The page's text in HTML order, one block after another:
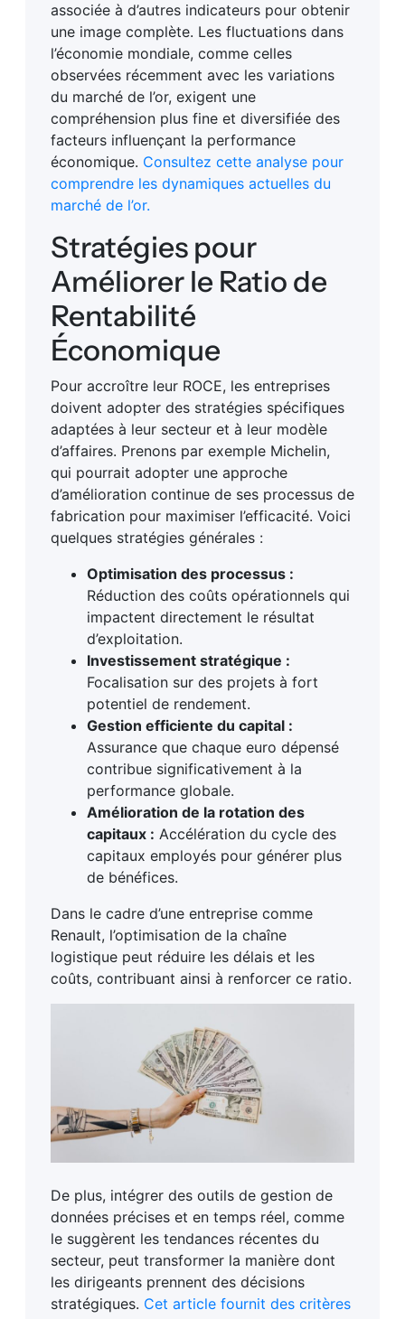
associée à d’autres indicateurs pour obtenir
une image complète. Les fluctuations dans
l’économie mondiale, comme celles
observées récemment avec les variations
du marché de l’or, exigent une
compréhension plus fine et diversifiée des
facteurs influençant la performance
économique. Consultez cette analyse pour
comprendre les dynamiques actuelles du
marché de l’or.
Stratégies pour
Améliorer le Ratio de
Rentabilité
Économique
Pour accroître leur ROCE, les entreprises
doivent adopter des stratégies spécifiques
adaptées à leur secteur et à leur modèle
d’affaires. Prenons par exemple Michelin,
qui pourrait adopter une approche
d’amélioration continue de ses processus de
fabrication pour maximiser l’efficacité. Voici
quelques stratégies générales :
Optimisation des processus :
Réduction des coûts opérationnels qui
impactent directement le résultat
d’exploitation.
Investissement stratégique :
Focalisation sur des projets à fort
potentiel de rendement.
Gestion efficiente du capital :
Assurance que chaque euro dépensé
contribue significativement à la
performance globale.
Amélioration de la rotation des
capitaux : Accélération du cycle des
capitaux employés pour générer plus
de bénéfices.
Dans le cadre d’une entreprise comme
Renault, l’optimisation de la chaîne
logistique peut réduire les délais et les
coûts, contribuant ainsi à renforcer ce ratio.
De plus, intégrer des outils de gestion de
données précises et en temps réel, comme
le suggèrent les tendances récentes du
secteur, peut transformer la manière dont
les dirigeants prennent des décisions
stratégiques. Cet article fournit des critères